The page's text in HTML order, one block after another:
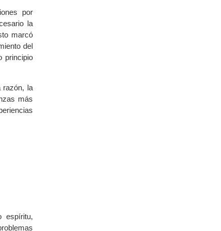
por
la
marcó
del
principio
razón, la
más
espíritu,